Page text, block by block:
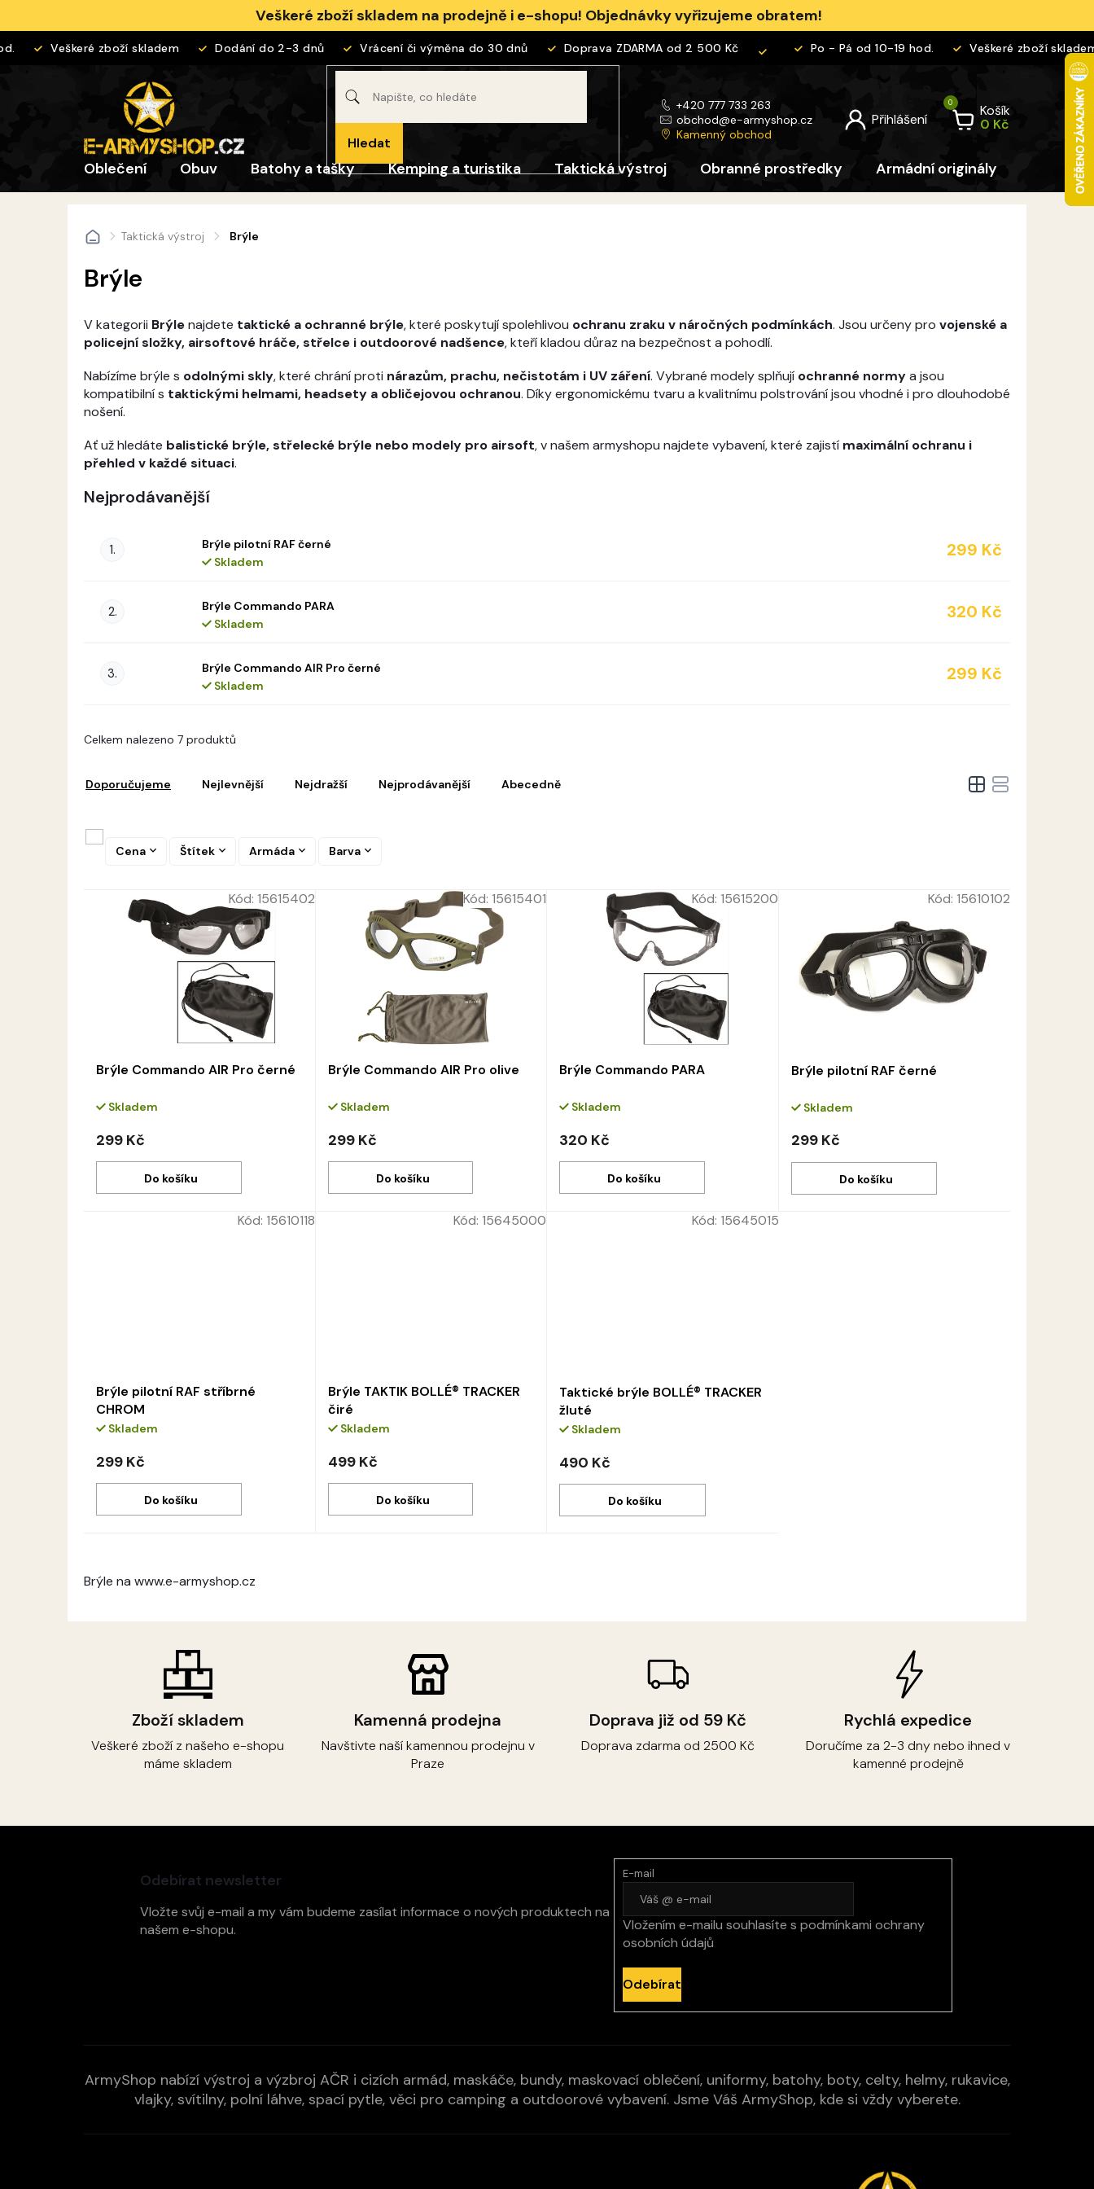
obsah
Veškeré zboží skladem na prodejně i e-shopu! Objednávky vyřizujeme obratem!
Veškeré zboží skladem Dodání do 2-3 dnů Vrácení či výměna do 30 dnů Doprava ZDARMA od 2 500 Kč Po - Pá od 10-19 hod. Veškeré zboží skladem
Hledat
+420 777 733 263
obchod@e-armyshop.cz
Kamenný obchod
Košík
Oblečení Obuv Batohy a tašky Kemping a turistika Taktická výstroj Obranné prostředky Armádní originály Pro děti
DomůTaktická výstroj Brýle
Brýle
V kategorii Brýlenajdete taktické a ochranné brýle, které poskytují spolehlivou ochranu zraku v náročných podmínkách. Jsou určeny pro vojenské a
policejní složky, airsoftové hráče, střelce i outdoorové nadšence, kteří kladou důraz na bezpečnost a pohodlí.
Nabízíme brýle s odolnými skly, které chrání proti nárazům, prachu, nečistotám i UV záření. Vybrané modely splňují ochranné normya jsou
kompatibilní s taktickými helmami, headsety a obličejovou ochranou. Díky ergonomickému tvaru a kvalitnímu polstrování jsou vhodné i pro dlouhodobé
nošení.
Ať už hledáte balistické brýle, střelecké brýle nebo modely pro airsoft, v našem armyshopu najdete vybavení, které zajistí maximální ochranu i
přehled v každé situaci.
Nejprodávanější
Brýle pilotní RAF černé
Skladem
299 Kč
Brýle Commando PARA
Skladem
320 Kč
Brýle Commando AIR Pro černé
Skladem
299 Kč
Doporučujeme Nejlevnější Nejdražší Nejprodávanější Abecedně
Celkem nalezeno 7 produktů
Armáda Barva
Cena Štítek
V
ý
i
r
Brýle Commando AIR Pro černé
Skladem
299 Kč
Do košíku
Kód: 15615402
Brýle Commando AIR Pro olive
Skladem
299 Kč
Do košíku
Kód: 15615401
Brýle Commando PARA
Skladem
320 Kč
Do košíku
Kód: 15615200
Brýle pilotní RAF černé
Skladem
299 Kč
Do košíku
Kód: 15610102
Brýle pilotní RAF stříbrné
CHROM
Skladem
299 Kč
Do košíku
Kód: 15610118
Brýle TAKTIK BOLLÉ® TRACKER
čiré
Skladem
499 Kč
Do košíku
Kód: 15645000
Taktické brýle BOLLÉ® TRACKER
žluté
Skladem
490 Kč
Do košíku
Kód: 15645015
d
Brýle na www.e-armyshop.cz
Zboží skladem
Veškeré zboží z našeho e-shopu
máme skladem
Kamenná prodejna
Navštivte naší kamennou prodejnu v
Praze
Doprava již od 59 Kč
Doprava zdarma od 2500 Kč
Rychlá expedice
Doručíme za 2-3 dny nebo ihned v
kamenné prodejně
Odebírat newsletter
Vložte svůj e-mail a my vám budeme zasílat informace o nových produktech na
našem e-shopu.
E-mail
Vložením e-mailu souhlasíte s podmínkami ochrany
osobních údajů
Odebírat
ArmyShop nabízí výstroj a výzbroj AČR i cizích armád, maskáče, bundy, maskovací oblečení, uniformy, batohy, boty, celty, helmy, rukavice,
vlajky, svítilny, polní láhve, spací pytle, věci pro camping a outdoorové vybavení. Jsme Váš ArmyShop, kde si vždy vyberete.